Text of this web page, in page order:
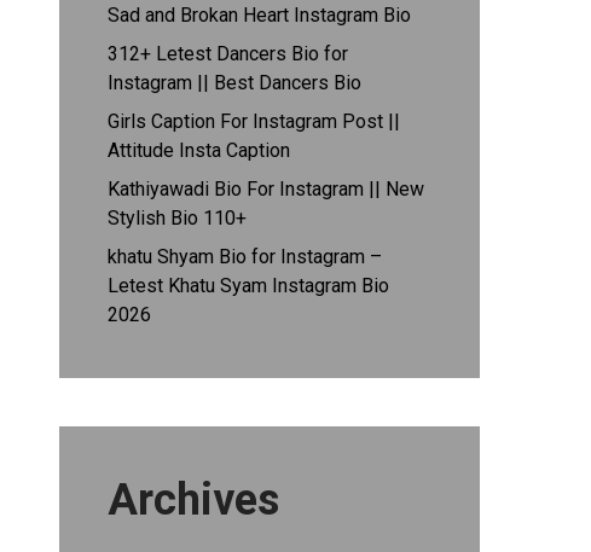
Sad and Brokan Heart Instagram Bio
312+ Letest Dancers Bio for
Instagram || Best Dancers Bio
Girls Caption For Instagram Post ||
Attitude Insta Caption
Kathiyawadi Bio For Instagram || New
Stylish Bio 110+
khatu Shyam Bio for Instagram –
Letest Khatu Syam Instagram Bio
2026
Archives